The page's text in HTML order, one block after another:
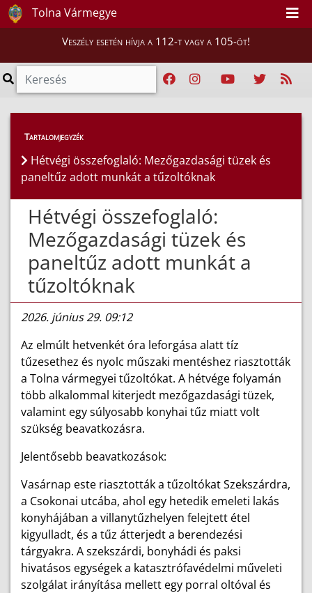
Tolna Vármegye
Veszély esetén hívja a 112-t vagy a 105-öt!
Híreink > Hírek
Tartalomjegyzék
Hétvégi összefoglaló: Mezőgazdasági tüzek és
paneltűz adott munkát a tűzoltóknak
Hétvégi összefoglaló:
Mezőgazdasági tüzek és
paneltűz adott munkát a
tűzoltóknak
2026. június 29. 09:12
Az elmúlt hetvenkét óra leforgása alatt tíz
tűzesethez és nyolc műszaki mentéshez riasztották
a Tolna vármegyei tűzoltókat. A hétvége folyamán
több alkalommal kiterjedt mezőgazdasági tüzek,
valamint egy súlyosabb konyhai tűz miatt volt
szükség beavatkozásra.
Jelentősebb beavatkozások:
Vasárnap este riasztották a tűzoltókat Szekszárdra,
a Csokonai utcába, ahol egy hetedik emeleti lakás
konyhájában a villanytűzhelyen felejtett étel
kigyulladt, és a tűz átterjedt a berendezési
tárgyakra. A szekszárdi, bonyhádi és paksi
hivatásos egységek a katasztrófavédelmi műveleti
szolgálat irányítása mellett egy porral oltóval és